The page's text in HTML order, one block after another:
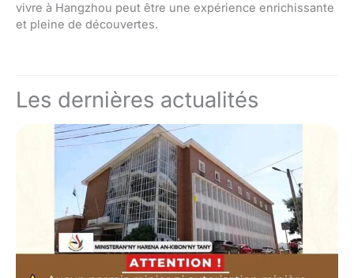
vivre à Hangzhou peut être une expérience enrichissante
et pleine de découvertes.
Les dernières actualités